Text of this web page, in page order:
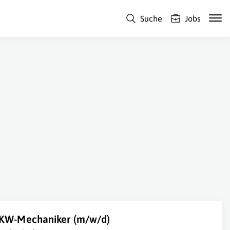
Suche Jobs
Mechaniker (m/w/d)